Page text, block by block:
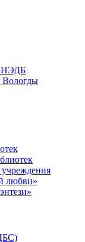
НЭДБ
Вологды
учреждения
любви»